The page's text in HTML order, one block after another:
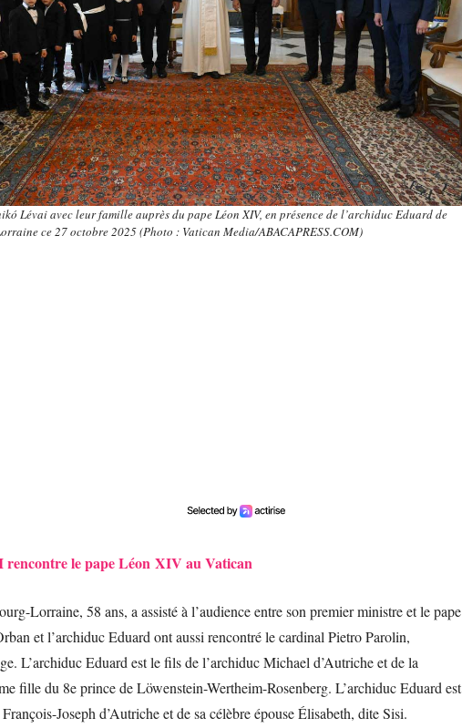
Lévai avec leur famille auprès du pape Léon XIV, en présence de l’archiduc Eduard de
ce 27 octobre 2025 (Photo : Vatican Media/ABACAPRESS.COM)
le pape Léon XIV au Vatican
Lorraine, 58 ans, a assisté à l’audience entre son premier ministre et le pape
et l’archiduc Eduard ont aussi rencontré le cardinal Pietro Parolin,
L’archiduc Eduard est le fils de l’archiduc Michael d’Autriche et de la
fille du 8e prince de Löwenstein-Wertheim-Rosenberg. L’archiduc Eduard est
Joseph d’Autriche et de sa célèbre épouse Élisabeth, dite Sisi.